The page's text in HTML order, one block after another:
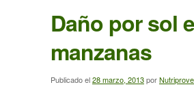
Daño por sol
manzanas
Publicado el28 marzo, 2013por